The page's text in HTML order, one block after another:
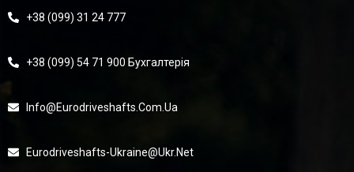
+38 (099) 31 24 777
+38 (099) 54 71 900 Бухгалтерія
Info@eurodriveshafts.com.ua
Eurodriveshafts-Ukraine@ukr.net